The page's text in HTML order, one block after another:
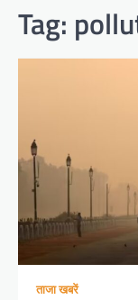
Tag:
ताजा खबरें